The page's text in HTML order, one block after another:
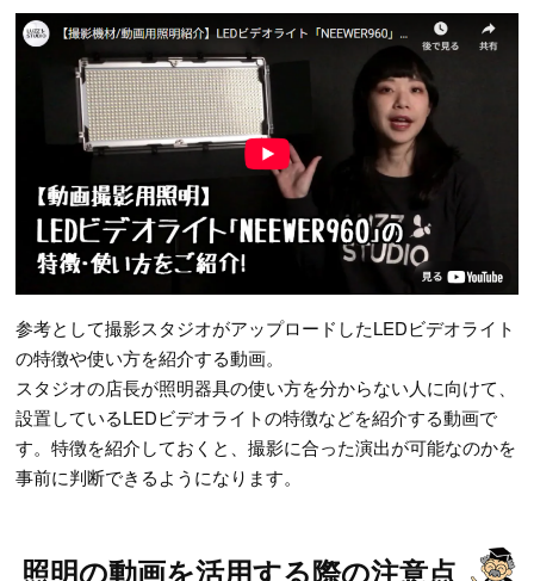
参考として撮影スタジオがアップロードしたLEDビデオライト
の特徴や使い方を紹介する動画。
スタジオの店長が照明器具の使い方を分からない人に向けて、
設置しているLEDビデオライトの特徴などを紹介する動画で
す。特徴を紹介しておくと、撮影に合った演出が可能なのかを
事前に判断できるようになります。
照明の動画を活用する際の注意点